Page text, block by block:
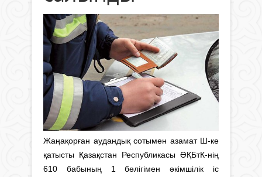
Жаңақорған аудандық сотымен азамат Ш-ке
қатысты Қазақстан Республикасы ӘҚБтК-нің
610 бабының 1 бөлігімен әкімшілік іс